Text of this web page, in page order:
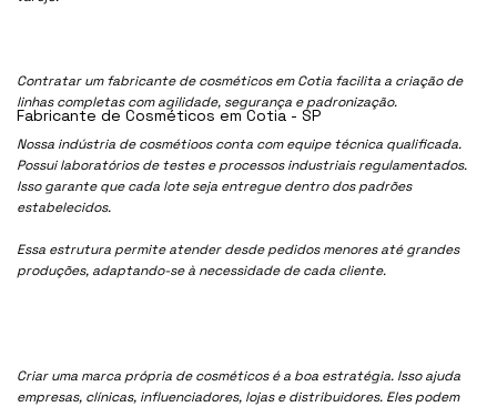
Contratar um fabricante de cosméticos em Cotia facilita a criação de
linhas completas com agilidade, segurança e padronização.
Nossa indústria de cosmétioos conta com equipe técnica qualificada.
Possui laboratórios de testes e processos industriais regulamentados.
Isso garante que cada lote seja entregue dentro dos padrões
estabelecidos.
Essa estrutura permite atender desde pedidos menores até grandes
produções, adaptando-se à necessidade de cada cliente.
Criar uma marca própria de cosméticos é a boa estratégia. Isso ajuda
empresas, clínicas, influenciadores, lojas e distribuidores. Eles podem
Fabricante de Cosméticos em Cotia - SP